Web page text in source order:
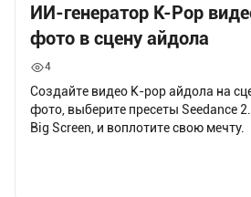
ИИ-генератор K-Pop
фото в сцену айдола
4
Создайте видео K-pop айдола на
фото, выберите пресеты Seedance
Big Screen, и воплотите свою мечту.